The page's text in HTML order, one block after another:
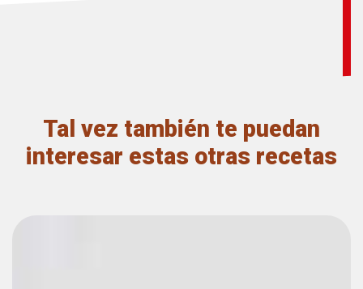
Tal vez también te puedan
interesar estas otras recetas